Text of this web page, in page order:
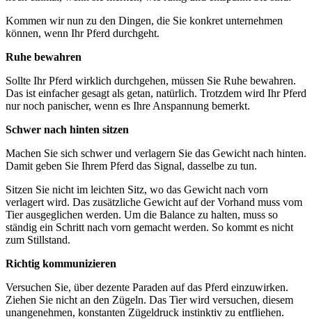
Kommen wir nun zu den Dingen, die Sie konkret unternehmen
können, wenn Ihr Pferd durchgeht.
Ruhe bewahren
Sollte Ihr Pferd wirklich durchgehen, müssen Sie Ruhe bewahren.
Das ist einfacher gesagt als getan, natürlich. Trotzdem wird Ihr Pferd
nur noch panischer, wenn es Ihre Anspannung bemerkt.
Schwer nach hinten sitzen
Machen Sie sich schwer und verlagern Sie das Gewicht nach hinten.
Damit geben Sie Ihrem Pferd das Signal, dasselbe zu tun.
Sitzen Sie nicht im leichten Sitz, wo das Gewicht nach vorn
verlagert wird. Das zusätzliche Gewicht auf der Vorhand muss vom
Tier ausgeglichen werden. Um die Balance zu halten, muss so
ständig ein Schritt nach vorn gemacht werden. So kommt es nicht
zum Stillstand.
Richtig kommunizieren
Versuchen Sie, über dezente Paraden auf das Pferd einzuwirken.
Ziehen Sie nicht an den Zügeln. Das Tier wird versuchen, diesem
unangenehmen, konstanten Zügeldruck instinktiv zu entfliehen.